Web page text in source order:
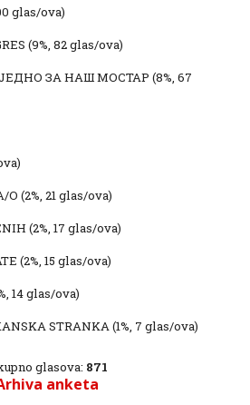
glas/ova)
(9%, 82 glas/ova)
ЗА НАШ МОСТАР (8%, 67
O (2%, 21 glas/ova)
(2%, 17 glas/ova)
(2%, 15 glas/ova)
14 glas/ova)
STRANKA(1%, 7 glas/ova)
glasova: 871
anketa